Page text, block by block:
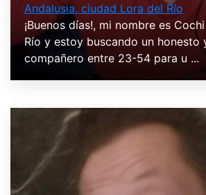
Andalusia, ciudad Lora del Río
¡Buenos días!, mi nombre es
Río y estoy buscando un honesto
compañero entre 23-54 para u ...